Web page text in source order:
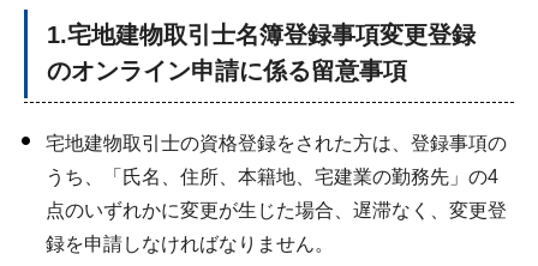
1.宅地建物取引士名簿登録事項変更登録
のオンライン申請に係る留意事項
宅地建物取引士の資格登録をされた方は、登録事項の
うち、「氏名、住所、本籍地、宅建業の勤務先」の4
点のいずれかに変更が生じた場合、遅滞なく、変更登
録を申請しなければなりません。